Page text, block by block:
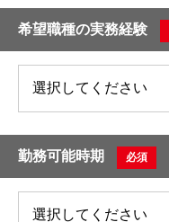
希望職種の実務経験
勤務可能時期 必須